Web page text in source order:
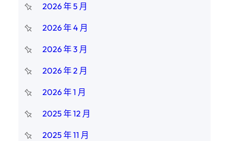
2026 年 5 月
2026 年 4 月
2026 年 3 月
2026 年 2 月
2026 年 1 月
2025 年 12 月
2025 年 11 月